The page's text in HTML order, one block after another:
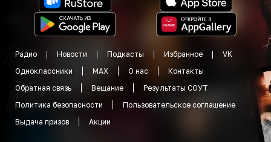
Радио Новости Подкасты Избранное
VK
Одноклассники
MAX О нас
Контакты
Обратная связь
Вещание
Результаты СОУТ
Политика безопасности
Пользовательское соглашение
Выдача призов
Акции